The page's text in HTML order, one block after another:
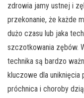
zdrowia jamy ustnej i
przekonanie, że każde
dużo czasu lub jaka
szczotkowania zębów.
technika są bardzo
kluczowe dla
próchnica i choroby